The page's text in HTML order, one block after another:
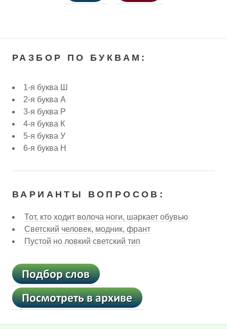
РАЗБОР ПО БУКВАМ:
1-я буква Ш
2-я буква А
3-я буква Р
4-я буква К
5-я буква У
6-я буква Н
ВАРИАНТЫ ВОПРОСОВ:
Тот, кто ходит волоча ноги, шаркает обувью
Светский человек, модник, франт
Пустой но ловкий светский тип